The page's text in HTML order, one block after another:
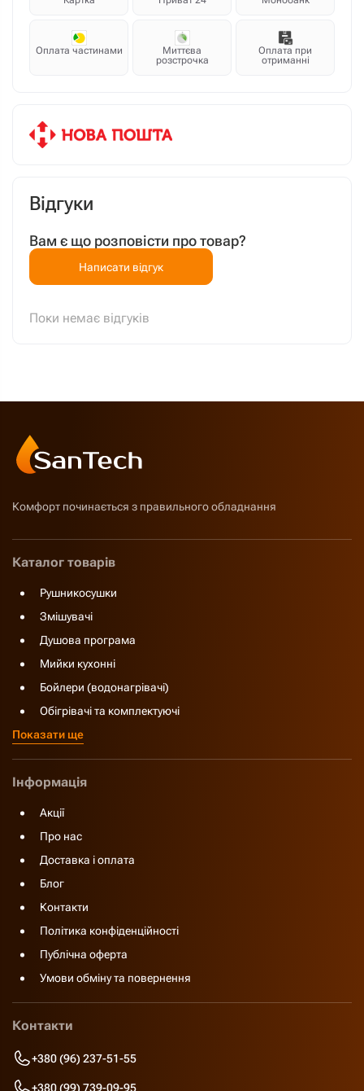
Оплата частинами
Миттєва
розстрочка
Оплата при
отриманні
Відгуки
Вам є що розповісти про товар?
Написати відгук
Поки немає відгуків
Комфорт починається з правильного обладнання
Каталог товарів
Рушникосушки
Змішувачі
Душова програма
Мийки кухонні
Бойлери (водонагрівачі)
Обігрівачі та комплектуючі
Показати ще
Інформація
Акції
Про нас
Доставка і оплата
Блог
Контакти
Політика конфіденційності
Публічна оферта
Умови обміну та повернення
Контакти
+380 (96) 237-51-55
+380 (99) 739-09-95